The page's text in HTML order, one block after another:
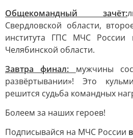
Общекомандный зачёт:
Свердловской области,
института ГПС МЧС
Челябинской области.
Завтра финал: мужчины
развёртывании»! Это
решится судьба командных
Болеем за наших героев!
Подписывайся на МЧС России в